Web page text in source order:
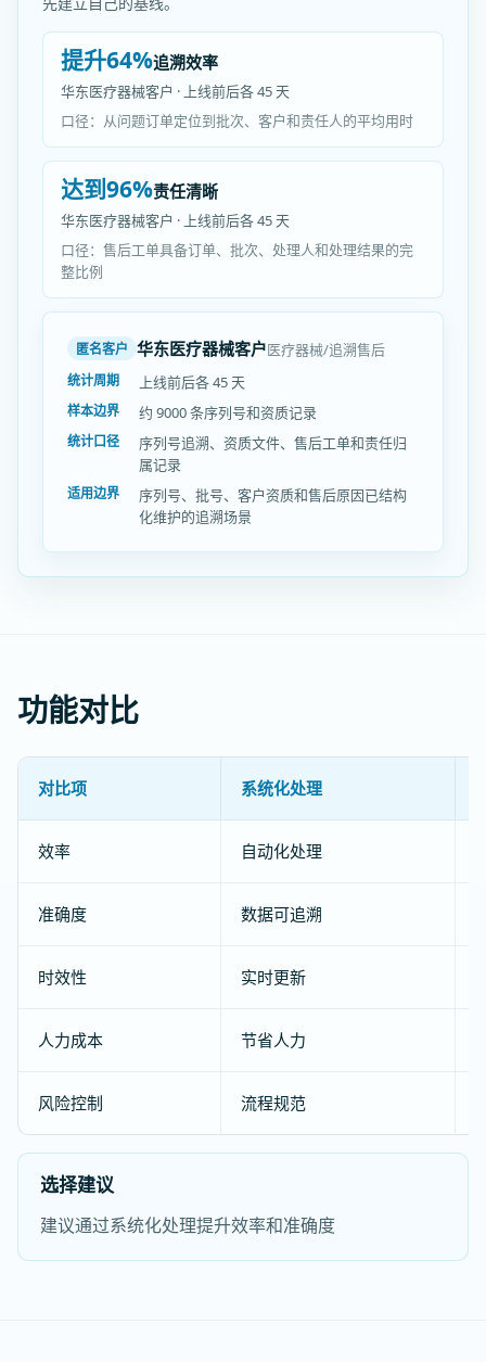
提升64%追溯效率
华东医疗器械客户 · 上线前后各 45 天
口径：从问题订单定位到批次、客户和责任人的平均用时
达到96%责任清晰
华东医疗器械客户 · 上线前后各 45 天
口径：售后工单具备订单、批次、处理人和处理结果的完
整比例
匿名客户 华东医疗器械客户医疗器械/追溯售后
统计周期 上线前后各 45 天
样本边界 约 9000 条序列号和资质记录
统计口径
序列号追溯、资质文件、售后工单和责任归
属记录
适用边界
序列号、批号、客户资质和售后原因已结构
化维护的追溯场景
功能对比
对比项 系统化处理
效率 自动化处理
准确度 数据可追溯
时效性 实时更新
人力成本 节省人力
风险控制 流程规范
选择建议
建议通过系统化处理提升效率和准确度